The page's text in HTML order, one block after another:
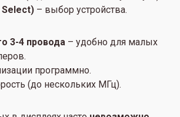
Select) – выбор устройства.
3-4 провода – удобно для малых
программно.
(до нескольких МГц).